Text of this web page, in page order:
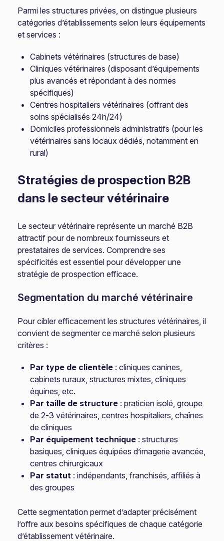
Parmi les structures privées, on distingue plusieurs
catégories d’établissements selon leurs équipements
et services :
Cabinets vétérinaires (structures de base)
Cliniques vétérinaires (disposant d’équipements
plus avancés et répondant à des normes
spécifiques)
Centres hospitaliers vétérinaires (offrant des
soins spécialisés 24h/24)
Domiciles professionnels administratifs (pour les
vétérinaires sans locaux dédiés, notamment en
rural)
Stratégies de prospection B2B
dans le secteur vétérinaire
Le secteur vétérinaire représente un marché B2B
attractif pour de nombreux fournisseurs et
prestataires de services. Comprendre ses
spécificités est essentiel pour développer une
stratégie de prospection efficace.
Segmentation du marché vétérinaire
Pour cibler efficacement les structures vétérinaires, il
convient de segmenter ce marché selon plusieurs
critères :
Par type de clientèle : cliniques canines,
cabinets ruraux, structures mixtes, cliniques
équines, etc.
Par taille de structure : praticien isolé, groupe
de 2-3 vétérinaires, centres hospitaliers, chaînes
de cliniques
Par équipement technique : structures
basiques, cliniques équipées d’imagerie avancée,
centres chirurgicaux
Par statut : indépendants, franchisés, affiliés à
des groupes
Cette segmentation permet d’adapter précisément
l’offre aux besoins spécifiques de chaque catégorie
d’établissement vétérinaire.